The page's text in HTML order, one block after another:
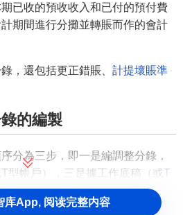
已收的預收收入和已付的預付費
期間進行分攤並轉賬而作的會計
還包括更正錯賬、 計提壞賬準
的編製
分為三步，即一是編調整分錄，
T型帳戶），三是據工作底稿（或T
量表。這三步中調整分錄是最重
否決定了現金流量表有關數據的
库App, 阅读完整内容